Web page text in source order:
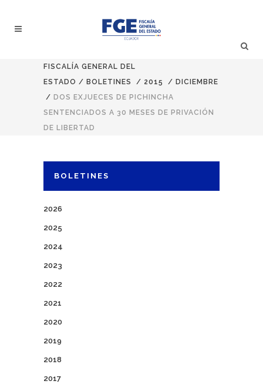
FISCALÍA GENERAL DEL
ESTADO / BOLETINES / 2015 / DICIEMBRE
/ DOS EXJUECES DE PICHINCHA
SENTENCIADOS A 30 MESES DE PRIVACIÓN
DE LIBERTAD
BOLETINES
2026
2025
2024
2023
2022
2021
2020
2019
2018
2017